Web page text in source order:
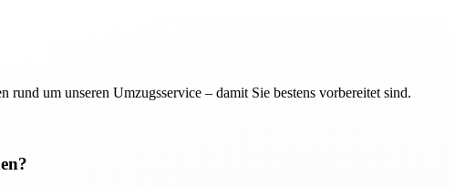
um unseren Umzugsservice – damit Sie bestens vorbereitet sind.